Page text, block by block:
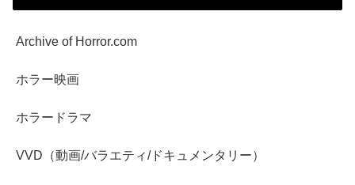
Archive of Horror.com
ホラー映画
ホラードラマ
VVD（動画/バラエティ/ドキュメンタリー）